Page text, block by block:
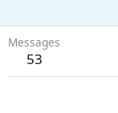
Messages
53